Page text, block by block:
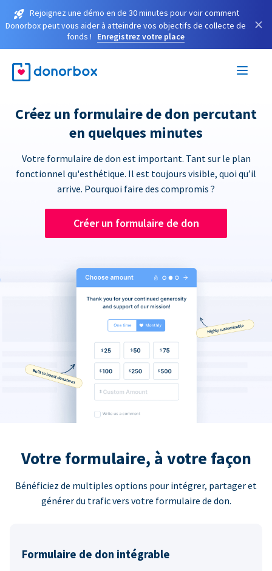
Rejoignez une démo en de 30 minutes pour voir comment
Donorbox peut vous aider à atteindre vos objectifs de collecte de
fonds !
Enregistrez votre place
×
Créez un formulaire de don percutant
en quelques minutes
Votre formulaire de don est important. Tant sur le plan
fonctionnel qu'esthétique. Il est toujours visible, quoi qu’il
arrive. Pourquoi faire des compromis ?
Créer un formulaire de don
Votre formulaire, à votre façon
Bénéficiez de multiples options pour intégrer, partager et
générer du trafic vers votre formulaire de don.
Formulaire de don intégrable